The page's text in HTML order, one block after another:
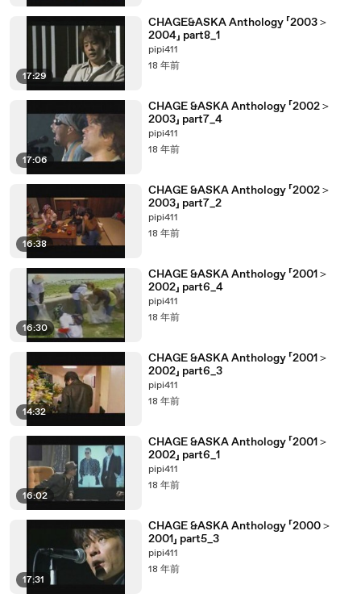
17:29
CHAGE&ASKA Anthology 「2003＞
2004」 part8_1
pipi411
18 年前
17:06
CHAGE &ASKA Anthology 「2002＞
2003」 part7_4
pipi411
18 年前
16:38
CHAGE &ASKA Anthology 「2002＞
2003」 part7_2
pipi411
18 年前
16:30
CHAGE &ASKA Anthology 「2001＞
2002」 part6_4
pipi411
18 年前
14:32
CHAGE &ASKA Anthology 「2001＞
2002」 part6_3
pipi411
18 年前
16:02
CHAGE &ASKA Anthology 「2001＞
2002」 part6_1
pipi411
18 年前
17:31
CHAGE &ASKA Anthology 「2000＞
2001」 part5_3
pipi411
18 年前